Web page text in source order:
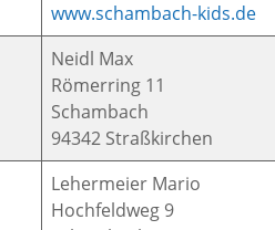
www.schambach-kids.de
Neidl Max
Römerring 11
Schambach
94342 Straßkirchen
Lehermeier Mario
Hochfeldweg 9